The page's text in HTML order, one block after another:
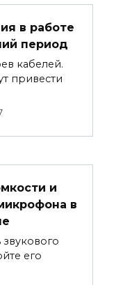
в работе
период
кабелей.
привести
и
в
его